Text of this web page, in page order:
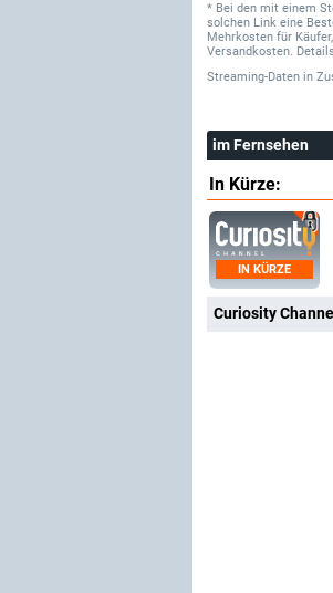
* Bei den mit einem
solchen Link eine
Mehrkosten für
Versandkosten.
Streaming-Daten in
im Fernsehen
In Kürze:
IN KÜRZE
Curiosity Channel